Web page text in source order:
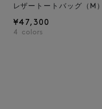
レザートートバッグ（M）
¥47,300
4 colors